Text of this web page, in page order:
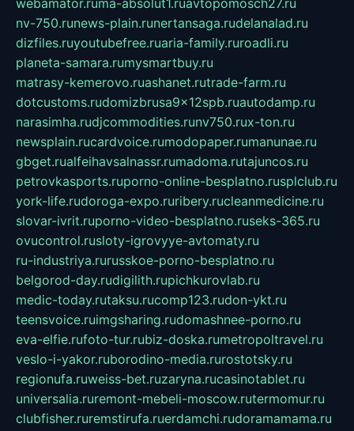
webamator.ruma-absolut1.ruavtopomosch27.ru
nv-750.runews-plain.runertansaga.rudelanalad.ru
dizfiles.ruyoutubefree.ruaria-family.ruroadli.ru
planeta-samara.rumysmartbuy.ru
matrasy-kemerovo.ruashanet.rutrade-farm.ru
dotcustoms.rudomizbrusa9x12spb.ruautodamp.ru
narasimha.rudjcommodities.runv750.rux-ton.ru
newsplain.rucardvoice.rumodopaper.rumanunae.ru
gbget.rualfeihavsalnassr.rumadoma.rutajuncos.ru
petrovkasports.ruporno-online-besplatno.rusplclub.ru
york-life.rudoroga-expo.ruribery.rucleanmedicine.ru
slovar-ivrit.ruporno-video-besplatno.ruseks-365.ru
ovucontrol.rusloty-igrovyye-avtomaty.ru
ru-industriya.rurusskoe-porno-besplatno.ru
belgorod-day.rudigilith.rupichkurovlab.ru
medic-today.rutaksu.rucomp123.rudon-ykt.ru
teensvoice.ruimgsharing.rudomashnee-porno.ru
eva-elfie.rufoto-tur.rubiz-doska.rumetropoltravel.ru
veslo-i-yakor.ruborodino-media.rurostotsky.ru
regionufa.ruweiss-bet.ruzaryna.rucasinotablet.ru
universalia.ruremont-mebeli-moscow.rutermomur.ru
clubfisher.ruremstirufa.ruerdamchi.rudoramamama.ru